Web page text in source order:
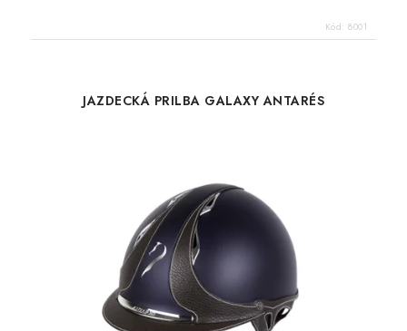
Kód: 8001
JAZDECKÁ PRILBA GALAXY ANTARÉS